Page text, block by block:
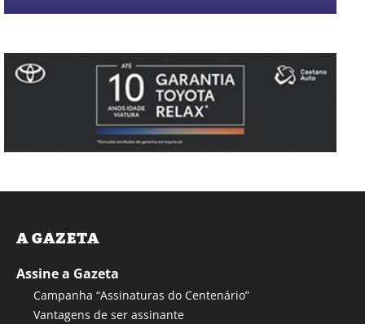
A GAZETA
Assine a Gazeta
Campanha “Assinaturas do Centenário”
Vantagens de ser assinante